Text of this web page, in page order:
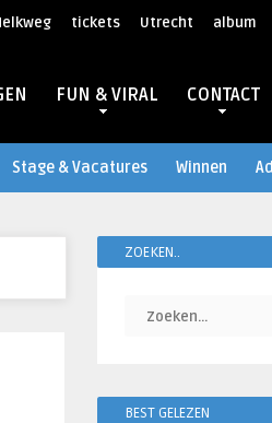
tickets Utrecht album
FUN & VIRAL CONTACT
Stage & Vacatures Winnen
ZOEKEN..
BEST GELEZEN